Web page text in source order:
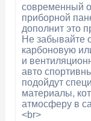
современный
приборной
дополнит это
Не забывайте
карбоновую
и
авто
подойдут
материалы,
атмосферу в
<br>